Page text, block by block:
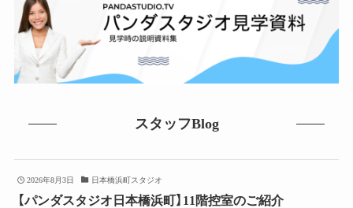
スタッフBlog
2026年8月3日 日本橋浜町スタジオ
【パンダスタジオ日本橋浜町】11階控室のご紹介